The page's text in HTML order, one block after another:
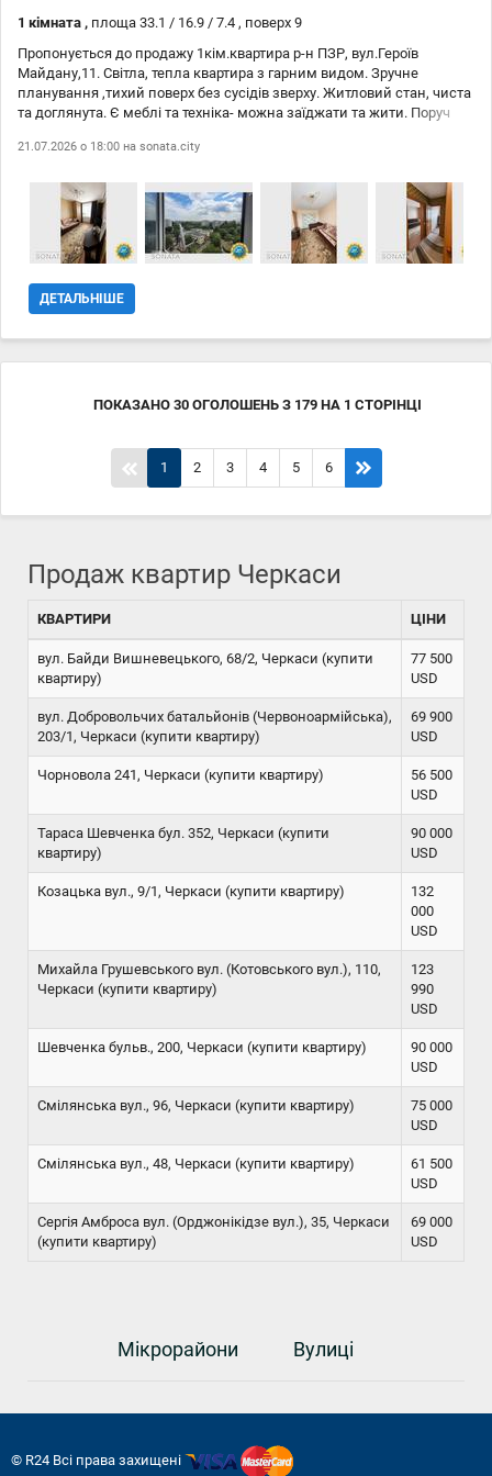
1 кімната , площа 33.1 / 16.9 / 7.4 , поверх 9
Пропонується до продажу 1кім.квартира р-н ПЗР, вул.Героїв
Майдану,11. Світла, тепла квартира з гарним видом. Зручне
планування ,тихий поверх без сусідів зверху. Житловий стан, чиста
та доглянута. Є меблі та техніка- можна заїджати та жити. Поруч
зручного життя. Квартира чудово підійде, як для проживання , так і
21.07.2026 о 18:00 на sonata.city
ДЕТАЛЬНІШЕ
ПОКАЗАНО 30 ОГОЛОШЕНЬЗ 179НА 1 СТОРІНЦІ
1 2 3 4 5 6
Продаж квартир Черкаси
КВАРТИРИ ЦІНИ
вул. Байди Вишневецького, 68/2, Черкаси (купити
квартиру)
77 500
USD
вул. Добровольчих батальйонів (Червоноармійська),
203/1, Черкаси (купити квартиру)
69 900
USD
Чорновола 241, Черкаси (купити квартиру)
56 500
USD
Тараса Шевченка бул. 352, Черкаси (купити
квартиру)
90 000
USD
Козацька вул., 9/1, Черкаси (купити квартиру)
132
000
USD
Михайла Грушевського вул. (Котовського вул.), 110,
Черкаси (купити квартиру)
123
990
USD
Шевченка бульв., 200, Черкаси (купити квартиру)
90 000
USD
Смілянська вул., 96, Черкаси (купити квартиру)
75 000
USD
Смілянська вул., 48, Черкаси (купити квартиру)
61 500
USD
Сергія Амброса вул. (Орджонікідзе вул.), 35, Черкаси
(купити квартиру)
69 000
USD
Мікрорайони Вулиці
© R24 Всі права захищені